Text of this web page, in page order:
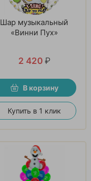
Шар музыкальный
«Винни Пух»
2 420 ₽
В корзину
Купить в 1 клик